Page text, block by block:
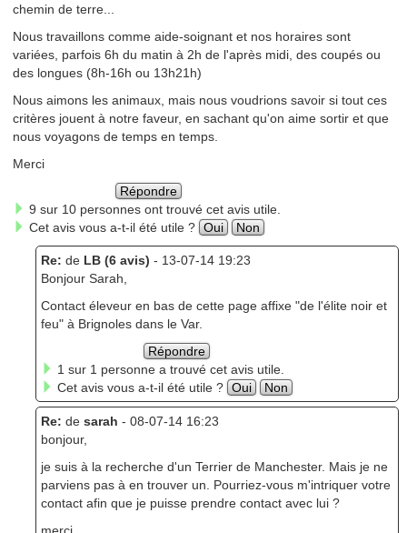
chemin de terre...
Nous travaillons comme aide-soignant et nos horaires sont
variées, parfois 6h du matin à 2h de l'après midi, des coupés ou
des longues (8h-16h ou 13h21h)
Nous aimons les animaux, mais nous voudrions savoir si tout ces
critères jouent à notre faveur, en sachant qu'on aime sortir et que
nous voyagons de temps en temps.
Merci
Répondre
9 sur 10 personnes ont trouvé cet avis utile.
Cet avis vous a-t-il été utile ? Oui Non
Re: de LB (6 avis) - 13-07-14 19:23
Bonjour Sarah,
Contact éleveur en bas de cette page affixe "de l'élite noir et
feu" à Brignoles dans le Var.
Répondre
1 sur 1 personne a trouvé cet avis utile.
Cet avis vous a-t-il été utile ? Oui Non
Re: de sarah - 08-07-14 16:23
bonjour,
je suis à la recherche d'un Terrier de Manchester. Mais je ne
parviens pas à en trouver un. Pourriez-vous m'intriquer votre
contact afin que je puisse prendre contact avec lui ?